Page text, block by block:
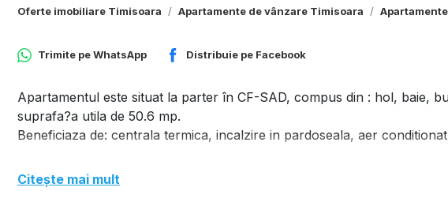
Oferte imobiliare Timisoara Apartamente de vânzare Timisoara
Trimite peWhatsApp Distribuie pe Facebook
Apartamentul este situat la parter în CF-SAD, compus din : hol, baie,
suprafa?a utila de 50.6 mp.
Beneficiaza de: centrala termica, incalzire in pardoseala, aer
Citește mai mult